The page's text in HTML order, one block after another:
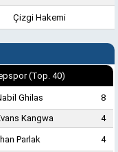
Çizgi Hakemi
(Top. 40)
Ghilas
8
Kangwa
4
Parlak 4